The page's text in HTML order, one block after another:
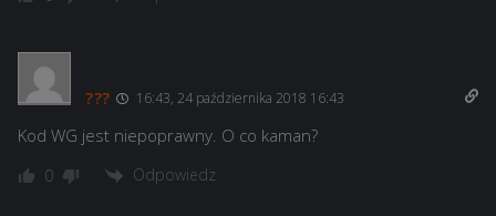
??? 16:43, 24 października 2018 16:43
Kod WG jest niepoprawny. O co kaman?
0 Odpowiedz